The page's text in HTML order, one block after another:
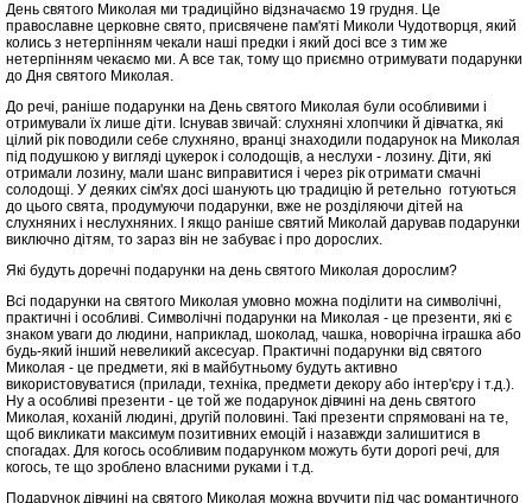
День святого Миколая ми традиційно відзначаємо 19 грудня. Це
православне церковне свято, присвячене пам'яті Миколи Чудотворця, який
колись з нетерпінням чекали наші предки і який досі все з тим же
нетерпінням чекаємо ми. А все так, тому що приємно отримувати подарунки
до Дня святого Миколая.
До речі, раніше подарунки на День святого Миколая були особливими і
отримували їх лише діти. Існував звичай: слухняні хлопчики й дівчатка, які
цілий рік поводили себе слухняно, вранці знаходили подарунок на Миколая
під подушкою у вигляді цукерок і солодощів, а неслухи - лозину. Діти, які
отримали лозину, мали шанс виправитися і через рік отримати смачні
солодощі. У деяких сім'ях досі шанують цю традицію й ретельно готуються
до цього свята, продумуючи подарунки, вже не розділяючи дітей на
слухняних і неслухняних. І якщо раніше святий Миколай дарував подарунки
виключно дітям, то зараз він не забуває і про дорослих.
Які будуть доречні подарунки на день святого Миколая дорослим?
Всі подарунки на святого Миколая умовно можна поділити на символічні,
практичні і особливі. Символічні подарунки на Миколая - це презенти, які є
знаком уваги до людини, наприклад, шоколад, чашка, новорічна іграшка або
будь-який інший невеликий аксесуар. Практичні подарунки від святого
Миколая - це предмети, які в майбутньому будуть активно
використовуватися (прилади, техніка, предмети декору або інтер'єру і т.д.).
Ну а особливі презенти - це той же подарунок дівчині на день святого
Миколая, коханій людині, другій половині. Такі презенти спрямовані на те,
щоб викликати максимум позитивних емоцій і назавжди залишитися в
спогадах. Для когось особливим подарунком можуть бути дорогі речі, для
когось, те що зроблено власними руками і т.д.
Подарунок дівчині на святого Миколая можна вручити під час романтичного